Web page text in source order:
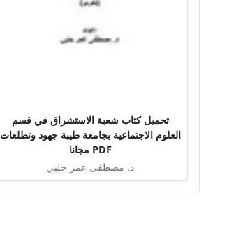
تحميل كتاب شعبة الاستشراق في قسم
العلوم الاجتماعية بجامعة طيبة جهود وتطلعات
PDF مجانا
د. مصطفى عمر حلبي